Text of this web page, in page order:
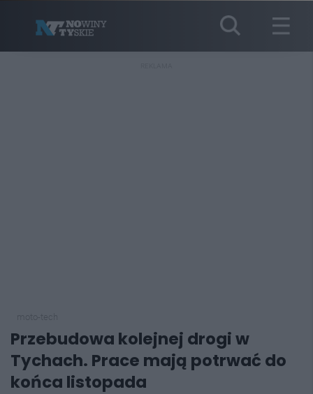
Przebudowa kolejnej drogi w
Tychach. Prace mają potrwać do
końca listopada